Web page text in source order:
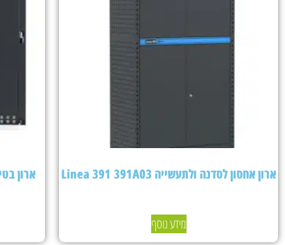
ארון אחסון לסדנה ולתעשייה Linea 391 391A03
מידע נוסף